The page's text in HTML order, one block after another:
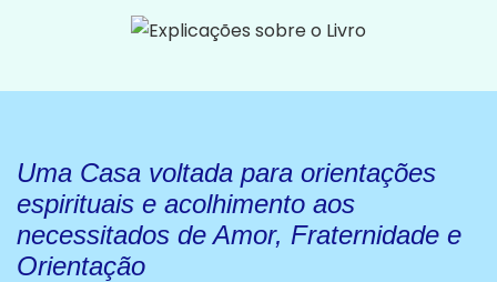
Uma Casa voltada para orientações
espirituais e acolhimento aos
necessitados de Amor, Fraternidade e
Orientação